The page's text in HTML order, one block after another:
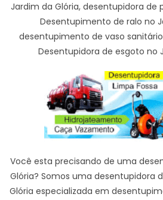
Jardim da Glória, desentupidora de
Desentupimento de ralo no
desentupimento de vaso
Desentupidora de esgoto no
Você esta precisando de uma
Glória? Somos uma desentupidora
Glória especializada em